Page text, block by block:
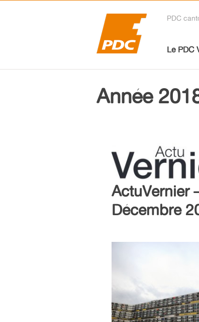
PDC
Le PDC
Année
ActuVernier
Décembre